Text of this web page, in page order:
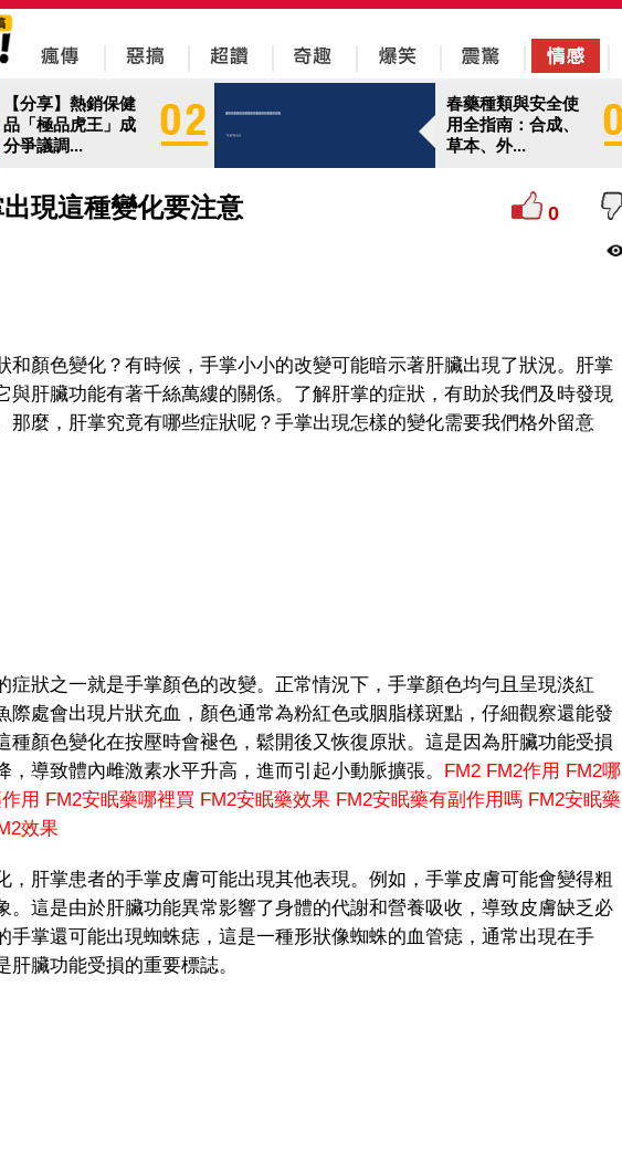
【分享】熱銷保健
品「極品虎王」成
分爭議調...
春藥種類與安全使
用全指南：合成、
草本、外...
現這種變化要注意 0
和顏色變化？有時候，手掌小小的改變可能暗示著肝臟出現了狀況。肝掌
與肝臟功能有著千絲萬縷的關係。了解肝掌的症狀，有助於我們及時發現
那麼，肝掌究竟有哪些症狀呢？手掌出現怎樣的變化需要我們格外留意
狀之一就是手掌顏色的改變。正常情況下，手掌顏色均勻且呈現淡紅
際處會出現片狀充血，顏色通常為粉紅色或胭脂樣斑點，仔細觀察還能發
種顏色變化在按壓時會褪色，鬆開後又恢復原狀。這是因為肝臟功能受損
導致體內雌激素水平升高，進而引起小動脈擴張。 FM2 FM2作用 FM2哪
用 FM2安眠藥哪裡買 FM2安眠藥效果 FM2安眠藥有副作用嗎 FM2安眠藥
效果
肝掌患者的手掌皮膚可能出現其他表現。例如，手掌皮膚可能會變得粗
。這是由於肝臟功能異常影響了身體的代謝和營養吸收，導致皮膚缺乏必
手掌還可能出現蜘蛛痣，這是一種形狀像蜘蛛的血管痣，通常出現在手
臟功能受損的重要標誌。